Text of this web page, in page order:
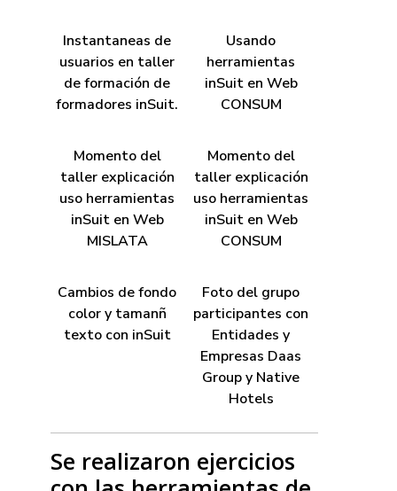
Instantaneas de
usuarios en taller
de formación de
formadores inSuit.
Usando
herramientas
inSuit en Web
CONSUM
Momento del
taller explicación
uso herramientas
inSuit en Web
MISLATA
Momento del
taller explicación
uso herramientas
inSuit en Web
CONSUM
Cambios de fondo
color y tamanñ
texto con inSuit
Foto del grupo
participantes con
Entidades y
Empresas Daas
Group y Native
Hotels
Se realizaron ejercicios